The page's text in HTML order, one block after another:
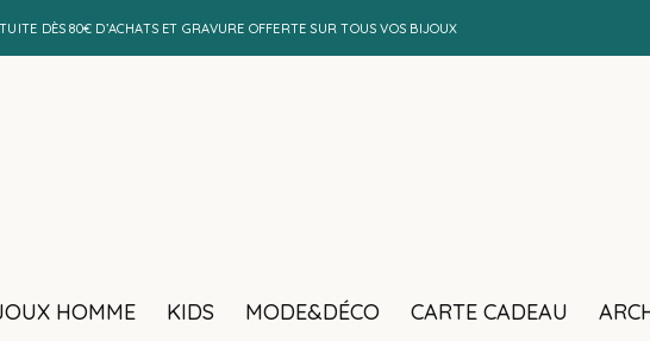
DÈS 80€ D’ACHATS ET GRAVURE OFFERTE SUR TOUS VOS BIJOUX
HOMME KIDS MODE&DÉCO CARTE CADEAU